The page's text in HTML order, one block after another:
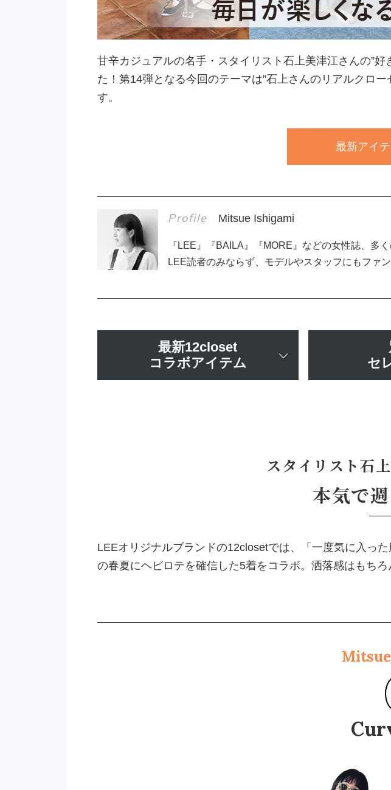
甘辛カジュアルの名手・スタイリスト石上美津江さんの”
た！第14弾となる今回のテーマは”石上さんのリアルクロ
す。
最新アイ
Profile Mitsue Ishigami
『LEE』『BAILA』『MORE』などの女性誌、多
LEE読者のみならず、モデルやスタッフにもファ
最新12closet
コラボアイテム
セ
スタイリスト石
本気で
LEEオリジナルブランドの12closetでは、「一度気に入っ
の春夏にヘビロテを確信した5着をコラボ。洒落感はもちろ